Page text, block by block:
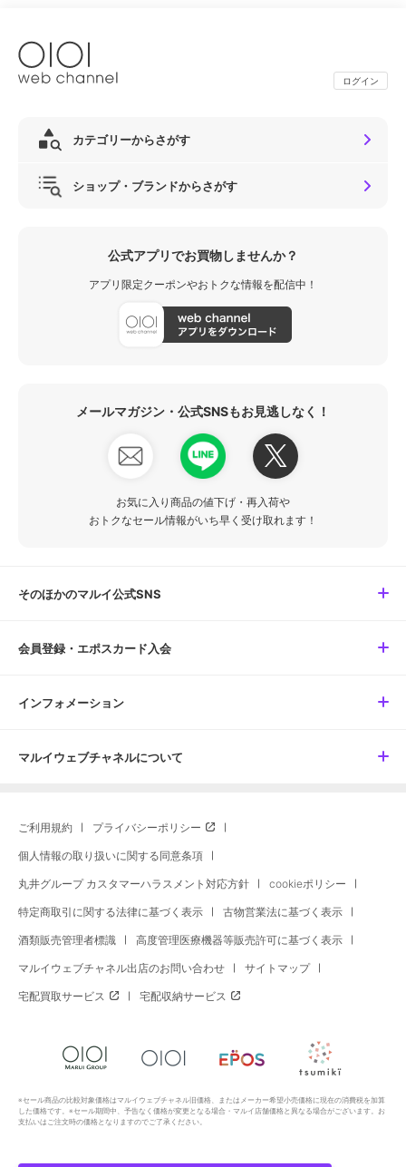
ログイン
カテゴリーからさがす
ショップ・ブランドからさがす
公式アプリでお買物しませんか？
アプリ限定クーポンやおトクな情報を配信中！
メールマガジン・公式SNSもお見逃しなく！
お気に入り商品の値下げ・再入荷や
おトクなセール情報がいち早く受け取れます！
そのほかのマルイ公式SNS
会員登録・エポスカード入会
インフォメーション
マルイウェブチャネルについて
ご利用規約 プライバシーポリシー
個人情報の取り扱いに関する同意条項
丸井グループ カスタマーハラスメント対応方針 cookieポリシー
特定商取引に関する法律に基づく表示 古物営業法に基づく表示
酒類販売管理者標識 高度管理医療機器等販売許可に基づく表示
マルイウェブチャネル出店のお問い合わせ サイトマップ
宅配買取サービス 宅配収納サービス
※セール商品の比較対象価格はマルイウェブチャネル旧価格、またはメーカー希望小売価格に現在の消費税を加算
した価格です。※セール期間中、予告なく価格が変更となる場合・マルイ店舗価格と異なる場合がございます。お
支払いはご注文時の価格となりますのでご了承ください。